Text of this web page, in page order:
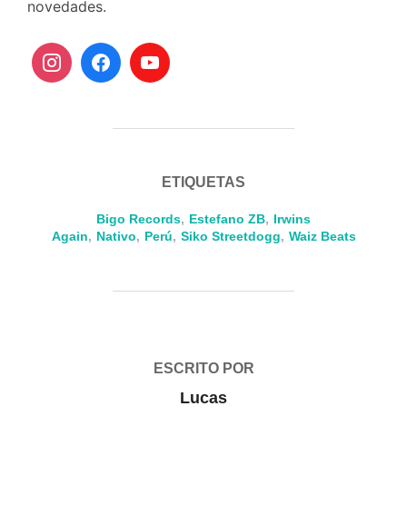
novedades.
ETIQUETAS
Bigo Records, Estefano ZB, Irwins
Again, Nativo, Perú, Siko Streetdogg, Waiz Beats
ESCRITO POR
Lucas